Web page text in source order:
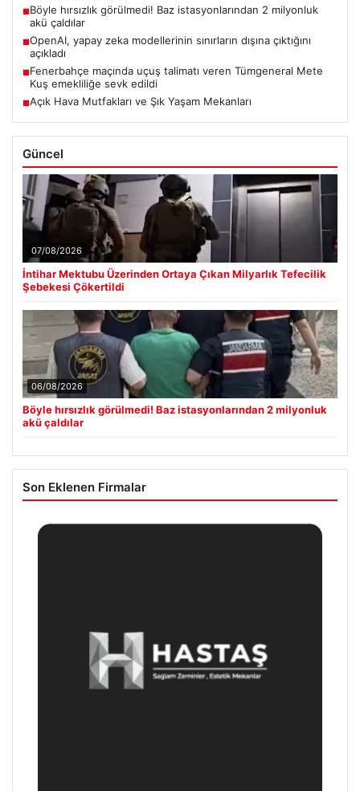
■Böyle hırsızlık görülmedi! Baz istasyonlarından 2 milyonluk
akü çaldılar
■OpenAI, yapay zeka modellerinin sınırların dışına çıktığını
açıkladı
■Fenerbahçe maçında uçuş talimatı veren Tümgeneral Mete
Kuş emekliliğe sevk edildi
■Açık Hava Mutfakları ve Şık Yaşam Mekanları
Güncel
07/08/2026
İntihar Mektubu Üzerinden Ortaya Çıkan Milyarlık Tefecilik
Şebekesi Çökertildi
06/08/2026
Böyle hırsızlık görülmedi! Baz istasyonlarından 2 milyonluk
akü çaldılar
Son Eklenen Firmalar